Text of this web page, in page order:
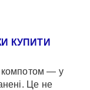
КУПИТИ
компотом — у
Це не